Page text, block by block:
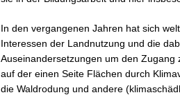
In den vergangenen Jahren hat sich
Interessen der Landnutzung und die
Auseinandersetzungen um den
auf der einen Seite Flächen durch
die Waldrodung und andere